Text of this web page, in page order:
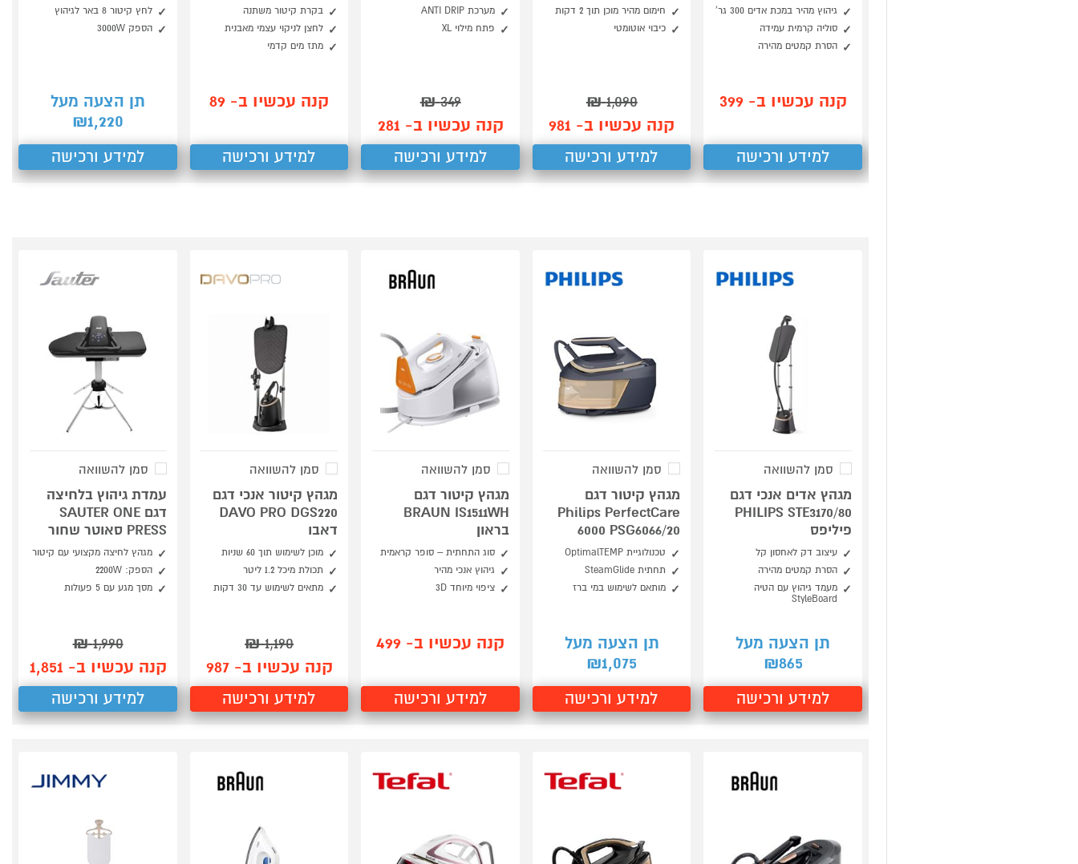
גיהוץ מהיר במכת אדים 300 גר'
סוליה קרמית עמידה
הסרת קמטים מהירה
קנה עכשיו ב- 399
למידע ורכישה
חימום מהיר מוכן תוך 2 דקות
כיבוי אוטומטי
1,090
₪
קנה עכשיו ב- 981
למידע ורכישה
מערכת ANTI DRIP
פתח מילוי XL
349
₪
קנה עכשיו ב- 281
למידע ורכישה
בקרת קיטור משתנה
לחצן לניקוי עצמי מאבנית
מתז מים קדמי
קנה עכשיו ב- 89
למידע ורכישה
לחץ קיטור 8 באר לגיהוץ
הספק 3000W
תן הצעה מעל
₪1,220
למידע ורכישה
סמן להשוואה
מגהץ אדים אנכי דגם
PHILIPS STE3170/80
פיליפס
עיצוב דק לאחסון קל
הסרת קמטים מהירה
מעמד גיהוץ עם הטיה
StyleBoard
תן הצעה מעל
₪865
למידע ורכישה
סמן להשוואה
מגהץ קיטור דגם
Philips PerfectCare
6000 PSG6066/20
טכנולוגיית OptimalTEMP
תחתית SteamGlide
מותאם לשימוש במי ברז
תן הצעה מעל
₪1,075
למידע ורכישה
סמן להשוואה
מגהץ קיטור דגם
BRAUN IS1511WH
בראון
סוג התחתית – סופר קראמית
גיהוץ אנכי מהיר
ציפוי מיוחד 3D
קנה עכשיו ב- 499
למידע ורכישה
סמן להשוואה
מגהץ קיטור אנכי דגם
DAVO PRO DGS220
דאבו
מוכן לשימוש תוך 60 שניות
תכולת מיכל 1.2 ליטר
מתאים לשימוש עד 30 דקות
1,190
₪
קנה עכשיו ב- 987
למידע ורכישה
סמן להשוואה
עמדת גיהוץ בלחיצה
דגם SAUTER ONE
PRESS סאוטר שחור
מגהץ לחיצה מקצועי עם קיטור
הספק: 2200W
מסך מגע עם 5 פעולות
1,990
₪
קנה עכשיו ב- 1,851
למידע ורכישה